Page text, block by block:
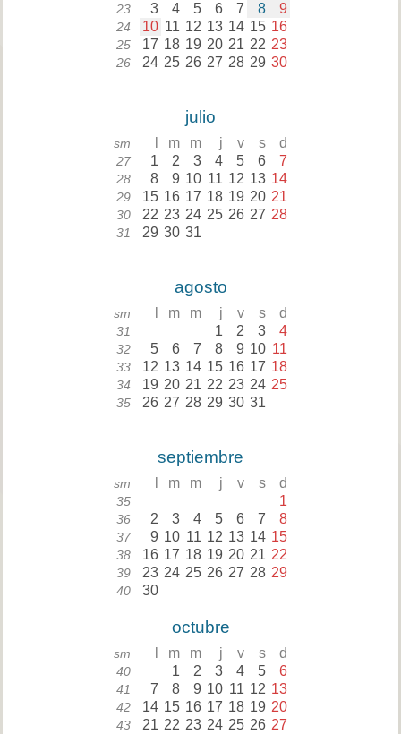
23 3 4 5 6 7 8 9
24 10 11 12 13 14 15 16
25 17 18 19 20 21 22 23
26 24 25 26 27 28 29 30
julio
sm m m j v s d
27 1 2 3 4 5 6 7
28 8 9 10 11 12 13 14
29 15 16 17 18 19 20 21
30 22 23 24 25 26 27 28
31 29 30 31
agosto
sm m m j v s d
31 1 2 3 4
32 5 6 7 8 9 10 11
33 12 13 14 15 16 17 18
34 19 20 21 22 23 24 25
35 26 27 28 29 30 31
septiembre
sm m m j v s d
35 1
36 2 3 4 5 6 7 8
37 9 10 11 12 13 14 15
38 16 17 18 19 20 21 22
39 23 24 25 26 27 28 29
40 30
octubre
sm m m j v s d
40 1 2 3 4 5 6
41 7 8 9 10 11 12 13
42 14 15 16 17 18 19 20
43 21 22 23 24 25 26 27